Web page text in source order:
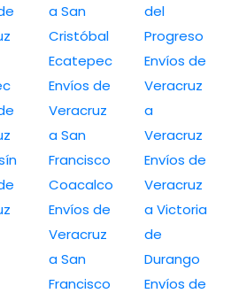
a San
Cristóbal
Ecatepec
Envíos de
Veracruz
a San
Francisco
Coacalco
Envíos de
Veracruz
a San
Francisco
del
Progreso
Envíos de
Veracruz
a
Veracruz
Envíos de
Veracruz
a Victoria
de
Durango
Envíos de